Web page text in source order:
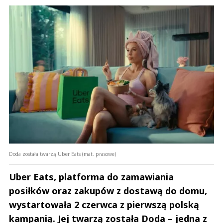
Doda została twarzą Uber Eats (mat. prasowe)
Uber Eats, platforma do zamawiania
posiłków oraz zakupów z dostawą do domu,
wystartowała 2 czerwca z pierwszą polską
kampanią. Jej twarzą została Doda – jedna z